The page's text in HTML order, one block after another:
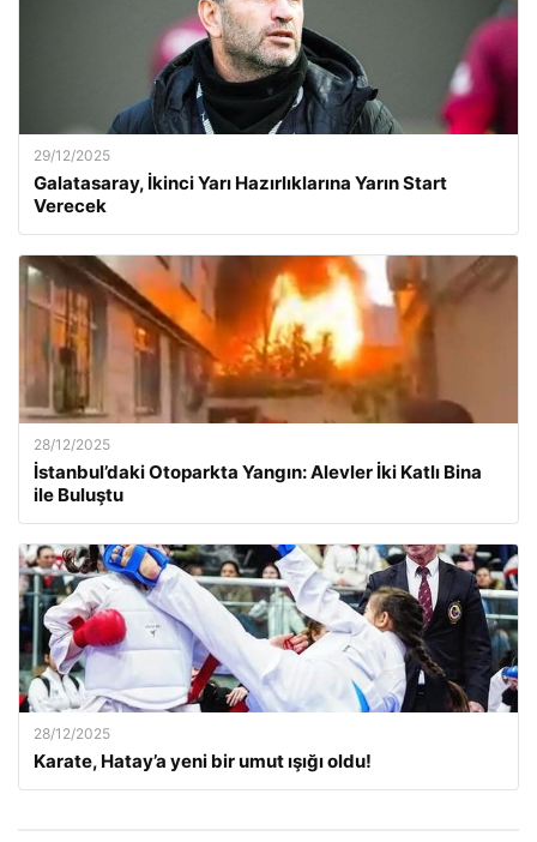
29/12/2025
Galatasaray, İkinci Yarı Hazırlıklarına Yarın Start
Verecek
28/12/2025
İstanbul’daki Otoparkta Yangın: Alevler İki Katlı Bina
ile Buluştu
28/12/2025
Karate, Hatay’a yeni bir umut ışığı oldu!